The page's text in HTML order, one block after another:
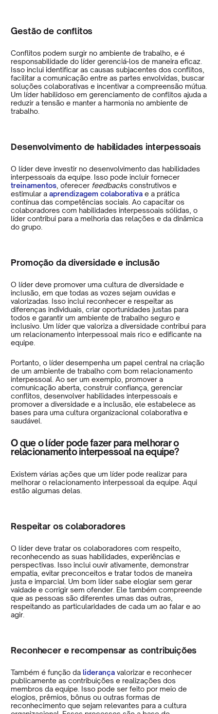
Gestão de conflitos
Conflitos podem surgir no ambiente de trabalho, e é
responsabilidade do líder gerenciá-los de maneira eficaz.
Isso inclui identificar as causas subjacentes dos conflitos,
facilitar a comunicação entre as partes envolvidas, buscar
soluções colaborativas e incentivar a compreensão mútua.
Um líder habilidoso em gerenciamento de conflitos ajuda a
reduzir a tensão e manter a harmonia no ambiente de
trabalho.
Desenvolvimento de habilidades interpessoais
O líder deve investir no desenvolvimento das habilidades
interpessoais da equipe. Isso pode incluir fornecer
treinamentos , oferecer feedbacks construtivos e
estimular a aprendizagem colaborativa e a prática
contínua das competências sociais. Ao capacitar os
colaboradores com habilidades interpessoais sólidas, o
líder contribui para a melhoria das relações e da dinâmica
do grupo.
Promoção da diversidade e inclusão
O líder deve promover uma cultura de diversidade e
inclusão, em que todas as vozes sejam ouvidas e
valorizadas. Isso inclui reconhecer e respeitar as
diferenças individuais, criar oportunidades justas para
todos e garantir um ambiente de trabalho seguro e
inclusivo. Um líder que valoriza a diversidade contribui para
um relacionamento interpessoal mais rico e edificante na
equipe.
Portanto, o líder desempenha um papel central na criação
de um ambiente de trabalho com bom relacionamento
interpessoal. Ao ser um exemplo, promover a
comunicação aberta, construir confiança, gerenciar
conflitos, desenvolver habilidades interpessoais e
promover a diversidade e a inclusão, ele estabelece as
bases para uma cultura organizacional colaborativa e
saudável.
O que o líder pode fazer para melhorar o
relacionamento interpessoal na equipe?
Existem várias ações que um líder pode realizar para
melhorar o relacionamento interpessoal da equipe. Aqui
estão algumas delas.
Respeitar os colaboradores
O líder deve tratar os colaboradores com respeito,
reconhecendo as suas habilidades, experiências e
perspectivas. Isso inclui ouvir ativamente, demonstrar
empatia, evitar preconceitos e tratar todos de maneira
justa e imparcial. Um bom líder sabe elogiar sem gerar
vaidade e corrigir sem ofender. Ele também compreende
que as pessoas são diferentes umas das outras,
respeitando as particularidades de cada um ao falar e ao
agir.
Reconhecer e recompensar as contribuições
Também é função da liderança valorizar e reconhecer
publicamente as contribuições e realizações dos
membros da equipe. Isso pode ser feito por meio de
elogios, prêmios, bônus ou outras formas de
reconhecimento que sejam relevantes para a cultura